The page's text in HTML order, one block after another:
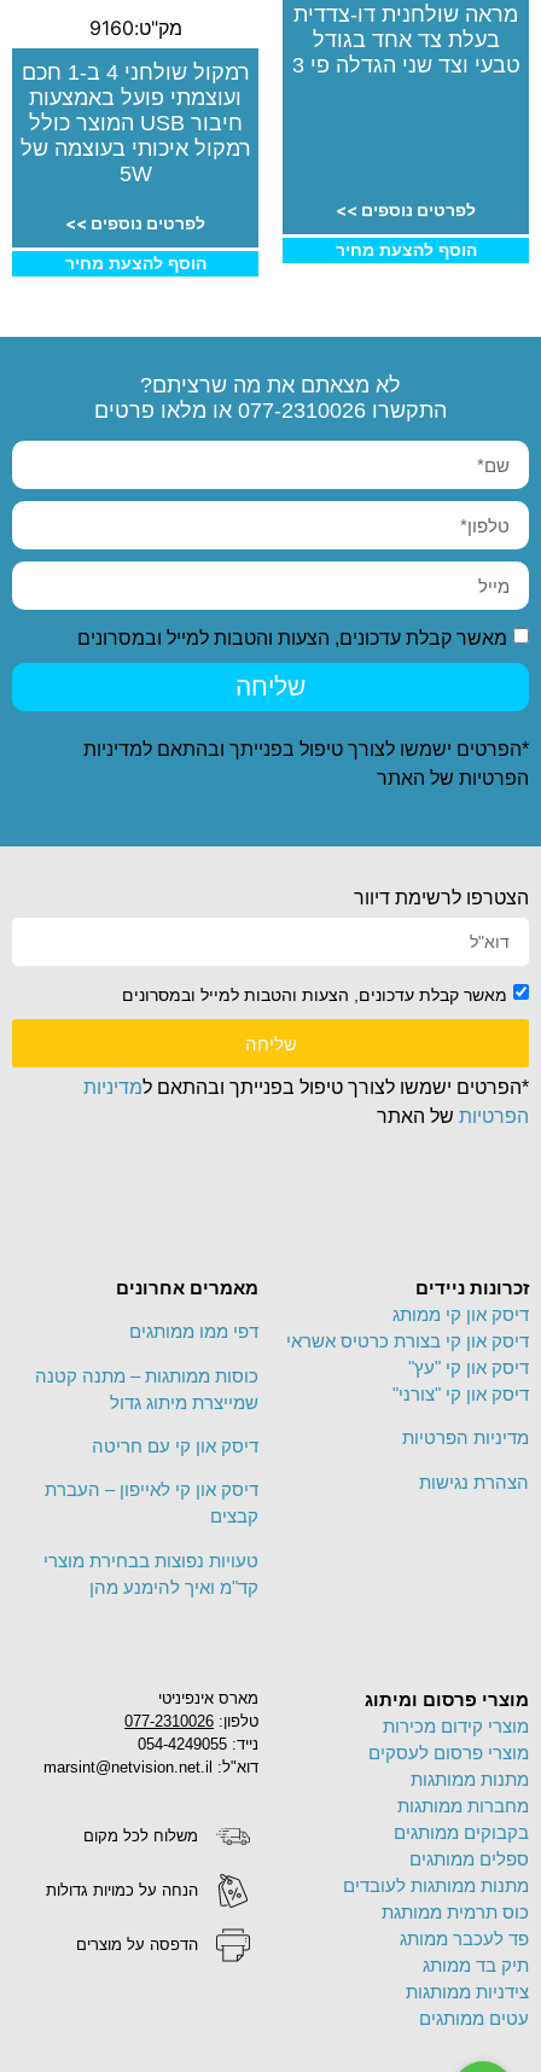
מראה שולחנית דו-צדדית
בעלת צד אחד בגודל
טבעי וצד שני הגדלה פי 3
לפרטים נוספים >>
הוסף להצעת מחיר
מק"ט:9160
רמקול שולחני 4 ב-1 חכם
ועוצמתי פועל באמצעות
חיבור USB המוצר כולל
רמקול איכותי בעוצמה של
5W
לפרטים נוספים >>
הוסף להצעת מחיר
לא מצאתם את מה שרציתם?
התקשרו 077-2310026 או מלאו פרטים
מאשר קבלת עדכונים, הצעות והטבות למייל ובמסרונים
שליחה
*הפרטים ישמשו לצורך טיפול בפנייתך ובהתאם למדיניות
הפרטיות של האתר
מארס אינפיניטי
טלפון: 077-2310026
נייד: 054-4249055
דוא"ל: marsint@netvision.net.il
משלוח לכל מקום
הנחה על כמויות גדולות
הדפסה על מוצרים
מוצרי פרסום ומיתוג
מוצרי קידום מכירות
מוצרי פרסום לעסקים
מתנות ממותגות
מחברות ממותגות
בקבוקים ממותגים
ספלים ממותגים
מתנות ממותגות לעובדים
כוס תרמית ממותגת
פד לעכבר ממותג
תיק בד ממותג
צידניות ממותגות
עטים ממותגים
מאמרים אחרונים
דפי ממו ממותגים
כוסות ממותגות – מתנה קטנה
שמייצרת מיתוג גדול
דיסק און קי עם חריטה
דיסק און קי לאייפון – העברת
קבצים
טעויות נפוצות בבחירת מוצרי
קד"מ ואיך להימנע מהן
זכרונות ניידים
דיסק און קי ממותג
דיסק און קי בצורת כרטיס אשראי
דיסק און קי "עץ"
דיסק און קי "צורני"
מדיניות הפרטיות
הצהרת נגישות
הצטרפו לרשימת דיוור
מאשר קבלת עדכונים, הצעות והטבות למייל ובמסרונים
שליחה
*הפרטים ישמשו לצורך טיפול בפנייתך ובהתאם למדיניות
הפרטיות של האתר